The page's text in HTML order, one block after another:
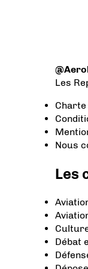
Les
Charte
Nous
Les
Débat